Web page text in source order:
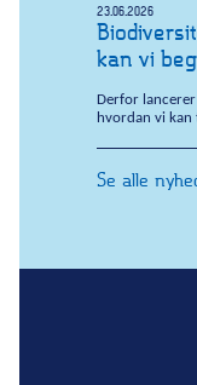
23.06.2026
kan vi
Derfor
hvordan vi
Se alle